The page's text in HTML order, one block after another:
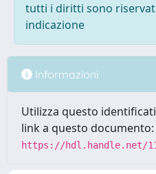
tutti i diritti sono
indicazione
Informazioni
Utilizza questo
link a questo documento:
https://hdl.handle.net/